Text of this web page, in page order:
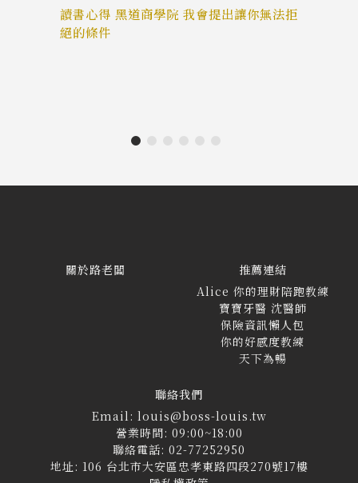
讀書心得 黑道商學院 我會提出讓你無法拒
絕的條件
關於路老闆
推薦連結
Alice 你的理財陪跑教練
寶寶牙醫 沈醫師
保險資訊懶人包
你的好感度教練
天下為暢
聯絡我們
Email: louis@boss-louis.tw
營業時間: 09:00~18:00
聯絡電話: 02-77252950
地址: 106 台北市大安區忠孝東路四段270號17樓